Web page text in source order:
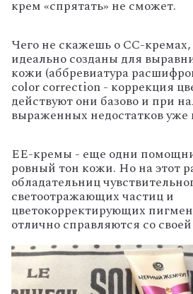
крем «спрятать» не сможет.
Чего не скажешь о СС-кремах,
идеально созданы для
кожи (аббревиатура
color correction - коррекция
действуют они базово и при
выраженных недостатков уже
EE-кремы - еще одни
ровный тон кожи. Но на этот
обладательниц
светоотражающих частиц и
цветокорректирующих
отлично справляются со